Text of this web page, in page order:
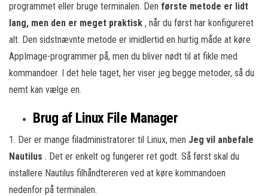
programmet eller bruge terminalen. Den første metode er lidt
lang, men den er meget praktisk , når du først har konfigureret
alt. Den sidstnævnte metode er imidlertid en hurtig måde at køre
AppImage-programmer på, men du bliver nødt til at fikle med
kommandoer. I det hele taget, her viser jeg begge metoder, så du
nemt kan vælge en.
Brug af Linux File Manager
1. Der er mange filadministratorer til Linux, men Jeg vil anbefale
Nautilus . Det er enkelt og fungerer ret godt. Så først skal du
installere Nautilus filhåndtereren ved at køre kommandoen
nedenfor på terminalen.